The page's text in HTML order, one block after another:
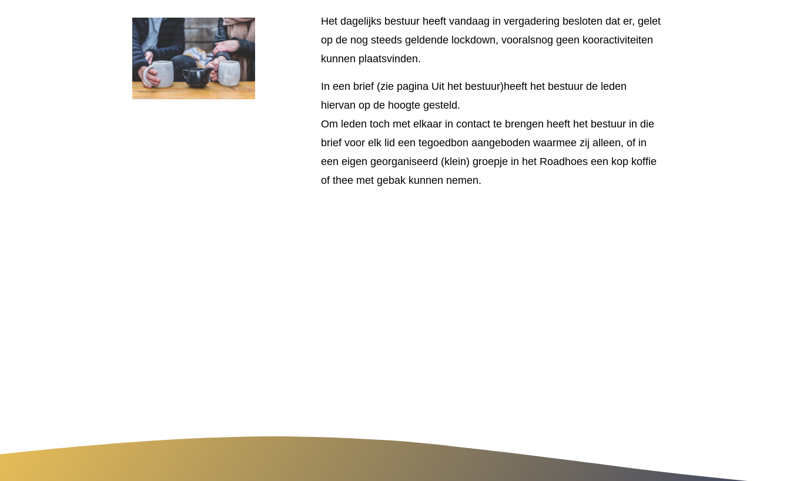
Het dagelijks bestuur heeft vandaag in vergadering besloten dat er, gelet
op de nog steeds geldende lockdown, vooralsnog geen kooractiviteiten
kunnen plaatsvinden.
In een brief (zie pagina Uit het bestuur)heeft het bestuur de leden
hiervan op de hoogte gesteld.
Om leden toch met elkaar in contact te brengen heeft het bestuur in die
brief voor elk lid een tegoedbon aangeboden waarmee zij alleen, of in
een eigen georganiseerd (klein) groepje in het Roadhoes een kop koffie
of thee met gebak kunnen nemen.